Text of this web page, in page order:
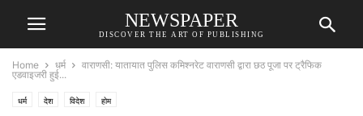
NEWSPAPER
DISCOVER THE ART OF PUBLISHING
Home धर्म
वाराणसी: यातायात पुलिस कमिश्नरेट वाराणसी द्वारा छठ पूजा पर ट्रैफिक
एडवाइजरी हुई...
धर्म देश विदेश होम